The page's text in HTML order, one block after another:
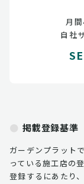
月
自社
掲載登録基準
ガーデンプラット
っている施工店の
登録するにあたり